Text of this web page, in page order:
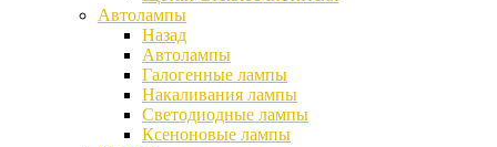
Автолампы
Назад
Автолампы
Галогенные лампы
Накаливания лампы
Светодиодные лампы
Ксеноновые лампы